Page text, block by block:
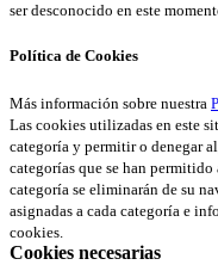
ser desconocido en este
Política de Cookies
Más información sobre nuestra
Las cookies utilizadas en este
categoría y permitir o denegar
categorías que se han permitido
categoría se eliminarán de su
asignadas a cada categoría e
cookies.
Cookies necesarias